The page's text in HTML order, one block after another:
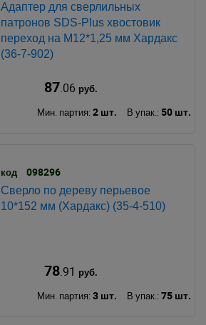
Адаптер для сверлильных
патронов SDS-Plus хвостовик
переход на М12*1,25 мм Хардакс
(36-7-902)
87.06 руб.
Мин. партия: 2 шт. В упак.: 50 шт.
код 098296
Сверло по дереву перьевое
10*152 мм (Хардакс) (35-4-510)
78.91 руб.
Мин. партия: 3 шт. В упак.: 75 шт.